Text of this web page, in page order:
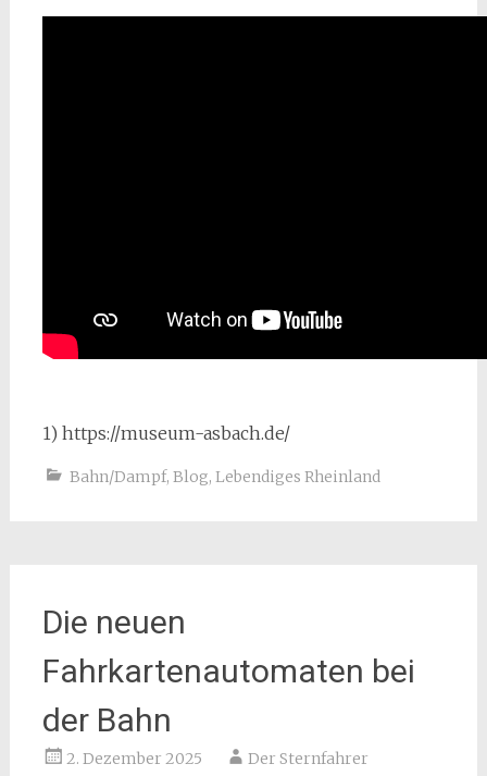
1) https://museum-asbach.de/
Bahn/Dampf, Blog, Lebendiges Rheinland
Die neuen
Fahrkartenautomaten bei
der Bahn
2. Dezember 2025 Der Sternfahrer